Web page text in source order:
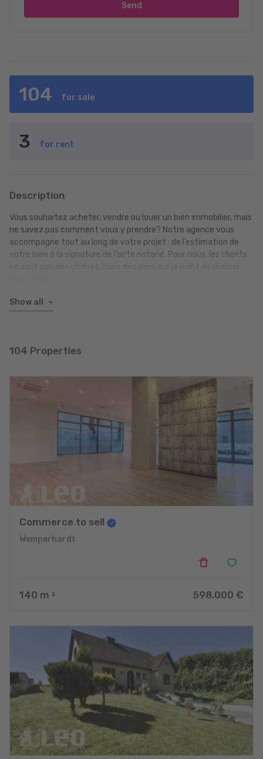
Send
104 for sale
3 for rent
Description
Vous souhaitez acheter, vendre ou louer un bien immobilier, mais
ne savez pas comment vous y prendre? Notre agence vous
accompagne tout au long de votre projet : de l’estimation de
votre bien à la signature de l’acte notarié. Pour nous, les clients
CONSULTATION transparente et compétente
OBTENTION d’un passeport énergétique
PUBLICATION du bien immobilier
Étapes ADMINISTRATIVES
Du notaire à la REMISE DES CLEFS
TRAVAUX DE NETTOYAGE ET D'ENTRETIEN
Nous nous consacrons à la vente ou la location de maisons et
d'appartements dans les quatre coins du Luxembourg et
accordons une grande importance au conseil personnel.
N’hésitez pas à prendre contact avec nous pour de plus amples
bureaux à Diekirch et à Wincrange.
Nous parlons luxembourgeois, français, allemand, anglais et
italien.
Show all
104 Properties
Commerce to sell
Wemperhardt
140 m 2 598.000 €